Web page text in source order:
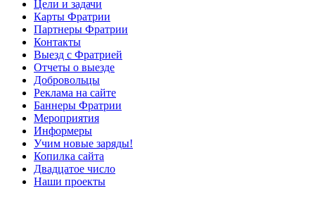
Цели и задачи
Карты Фратрии
Партнеры Фратрии
Контакты
Выезд с Фратрией
Отчеты о выезде
Добровольцы
Реклама на сайте
Баннеры Фратрии
Мероприятия
Информеры
Учим новые заряды!
Копилка сайта
Двадцатое число
Наши проекты